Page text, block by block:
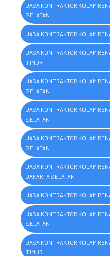
JASA KONTRAKTOR KOLAM
SELATAN
JASA KONTRAKTOR KOLAM
JASA KONTRAKTOR KOLAM
TIMUR
JASA KONTRAKTOR KOLAM
SELATAN
JASA KONTRAKTOR KOLAM
SELATAN
JASA KONTRAKTOR KOLAM
SELATAN
JASA KONTRAKTOR KOLAM
JAKARTA SELATAN
JASA KONTRAKTOR KOLAM
JASA KONTRAKTOR KOLAM
SELATAN
JASA KONTRAKTOR KOLAM
TIMUR